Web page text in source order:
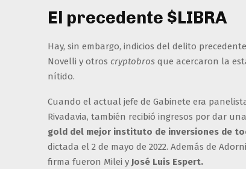
El precedente $LIBRA
Hay, sin embargo, indicios del delito
Novelli y otros cryptobros que acercaron la
nítido.
Cuando el actual jefe de Gabinete era
Rivadavia, también recibió ingresos por dar una
gold del mejor instituto de inversiones de
dictada el 2 de mayo de 2022. Además de
firma fueron Milei y José Luis Espert.